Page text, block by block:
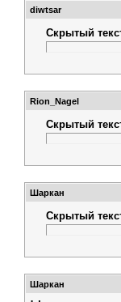
diwtsar
Скрытый
Rion_Nagel
Скрытый
Шаркан
Скрытый
Шаркан